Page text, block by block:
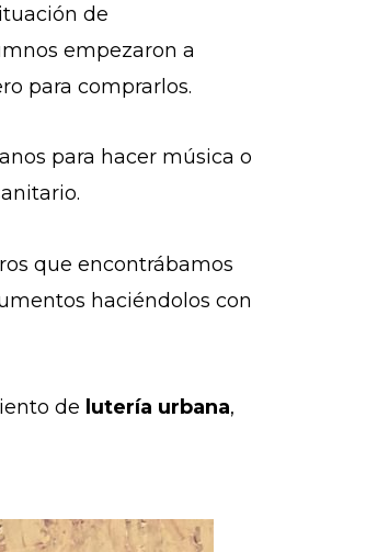
de
empezaron a
para comprarlos.
para hacer música o
que encontrábamos
haciéndolos con
de lutería urbana,